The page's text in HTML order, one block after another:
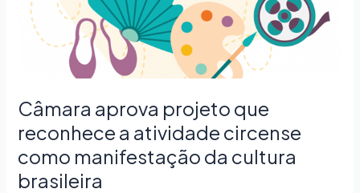
Câmara aprova projeto que
reconhece a atividade circense
como manifestação da cultura
brasileira
atividade
circense
manifestação
cultura
brasileira